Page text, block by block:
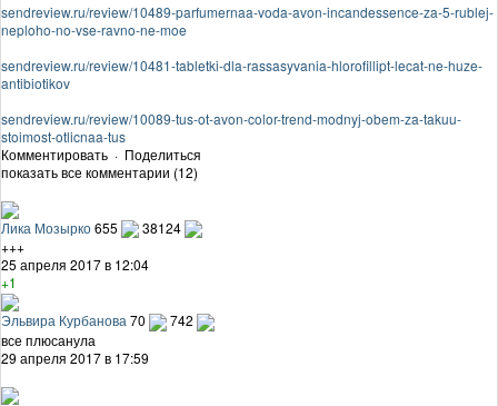
sendreview.ru/review/10489-parfumernaa-voda-avon-incandessence-za-5-rublej-
neploho-no-vse-ravno-ne-moe
sendreview.ru/review/10481-tabletki-dla-rassasyvania-hlorofillipt-lecat-ne-huze-
antibiotikov
sendreview.ru/review/10089-tus-ot-avon-color-trend-modnyj-obem-za-takuu-
stoimost-otlicnaa-tus
Комментировать · Поделиться
показать все комментарии (12)
Лика Мозырко655
38124
+++
25 апреля 2017 в 12:04
+1
Эльвира Курбанова 70
742
все плюсанула
29 апреля 2017 в 17:59